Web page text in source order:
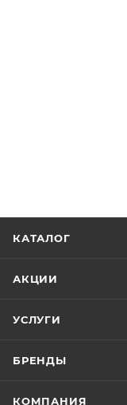
КАТАЛОГ
АКЦИИ
УСЛУГИ
БРЕНДЫ
КОМПАНИЯ